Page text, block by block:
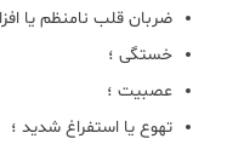
ضربان قلب نامنظم یا
خستگی ؛
عصبیت ؛
تهوع یا استفراغ شدید ؛